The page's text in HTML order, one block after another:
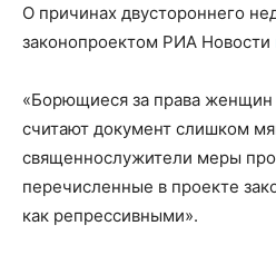
О причинах двустороннего
законопроектом РИА Новости
«Борющиеся за права
считают документ слишком
священнослужители меры
перечисленные в проекте
как репрессивными».